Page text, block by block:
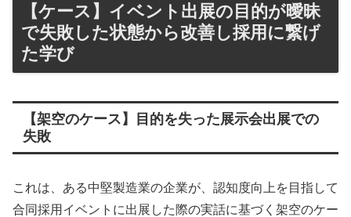
【ケース】イベント出展の目的が曖昧
で失敗した状態から改善し採用に繋げ
た学び
【架空のケース】目的を失った展示会出展での
失敗
これは、ある中堅製造業の企業が、認知度向上を目指して
合同採用イベントに出展した際の実話に基づく架空のケー